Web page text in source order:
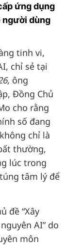
ứng dụng
người dùng
tinh vi,
chỉ sẻ tại
ông
Đồng Chủ
cho rằng
số đang
chỉ là
thường,
lúc trong
tâm lý để
đề “Xây
AI” do
môn